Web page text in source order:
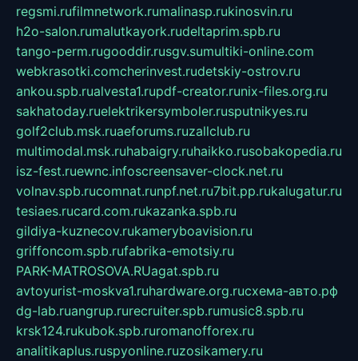
regsmi.rufilmnetwork.rumalinasp.rukinosvin.ru
h2o-salon.rumalutkayork.rudeltaprim.spb.ru
tango-perm.rugooddir.rusgv.sumultiki-online.com
webkrasotki.comcherinvest.rudetskiy-ostrov.ru
ankou.spb.rualvesta1.rupdf-creator.runix-files.org.ru
sakhatoday.ruelektrikersymboler.rusputnikyes.ru
golf2club.msk.ruaeforums.ruzallclub.ru
multimodal.msk.ruhabaigry.ruhaikko.rusobakopedia.ru
isz-fest.ruewnc.infoscreensaver-clock.net.ru
volnav.spb.rucomnat.runpf.net.ru7bit.pp.rukalugatur.ru
tesiaes.rucard.com.rukazanka.spb.ru
gildiya-kuznecov.rukameryboavision.ru
griffoncom.spb.rufabrika-emotsiy.ru
PARK-MATROSOVA.RUagat.spb.ru
avtoyurist-moskva1.ruhardware.org.ruсхема-авто.рф
dg-lab.ruangrup.rurecruiter.spb.rumusic8.spb.ru
krsk124.rukubok.spb.ruromanofforex.ru
analitikaplus.ruspyonline.ruzosikamery.ru